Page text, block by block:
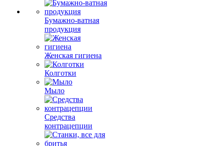
Бумажно-ватная
продукция
Женская гигиена
Колготки
Мыло
Средства
контрацепции